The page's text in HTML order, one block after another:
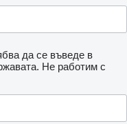
да се въведе в
Не работим с